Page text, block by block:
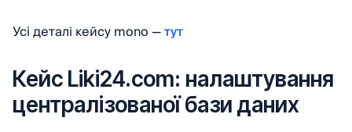
Усі деталі кейсу mono —тут
Кейс Liki24.com: налаштування
централізованої бази даних